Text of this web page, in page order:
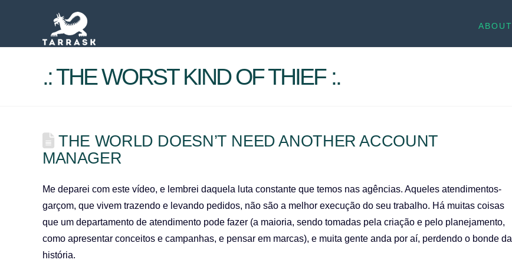
ABOUT
.: THE WORST KIND OF THIEF :.
THE WORLD DOESN’T NEED ANOTHER ACCOUNT
MANAGER
Me deparei com este vídeo, e lembrei daquela luta constante que temos nas agências. Aqueles atendimentos-
garçom, que vivem trazendo e levando pedidos, não são a melhor execução do seu trabalho. Há muitas coisas
que um departamento de atendimento pode fazer (a maioria, sendo tomadas pela criação e pelo planejamento,
como apresentar conceitos e campanhas, e pensar em marcas), e muita gente anda por aí, perdendo o bonde da
história.